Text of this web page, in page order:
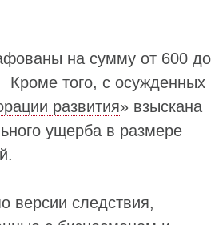
на сумму от 600 до
Кроме того, с осужденных
развития» взыскана
ущерба в размере
версии следствия,